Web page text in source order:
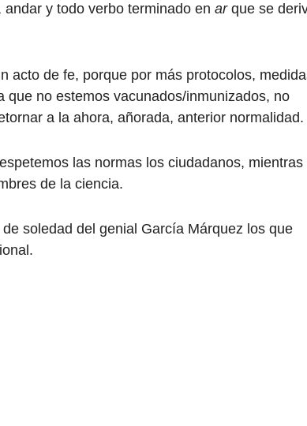
y todo verbo terminado en arque se
acto de fe, porque por más protocolos,
no estemos vacunados/inmunizados, no
a la ahora, añorada, anterior normalidad.
las normas los ciudadanos, mientras
de la ciencia.
soledad del genial García Márquez los que